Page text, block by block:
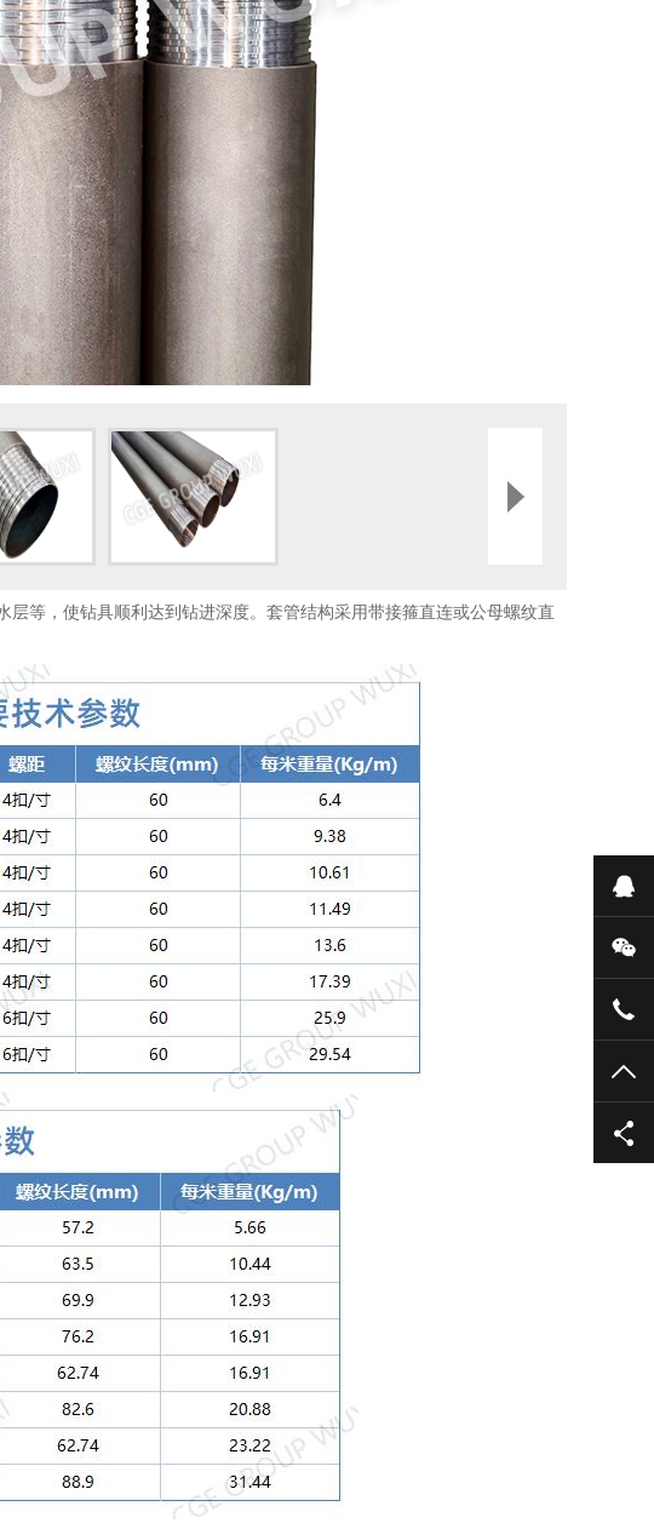
等，使钻具顺利达到钻进深度。套管结构采用带接箍直连或公母螺纹直
在
微